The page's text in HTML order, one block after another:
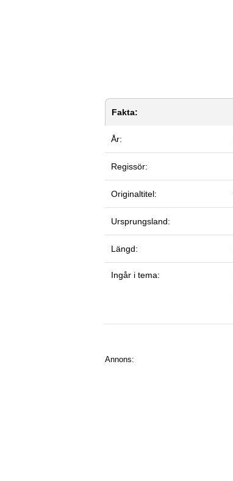
Fakta:
År:
Regissör:
Originaltitel:
Ursprungsland:
Längd:
Ingår i tema:
Annons: